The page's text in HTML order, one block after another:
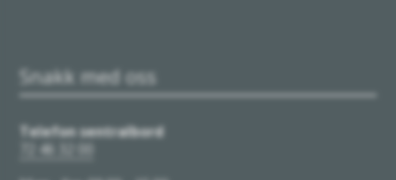
Snakk med oss
Telefon sentralbord
72 46 32 00